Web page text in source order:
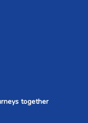
together